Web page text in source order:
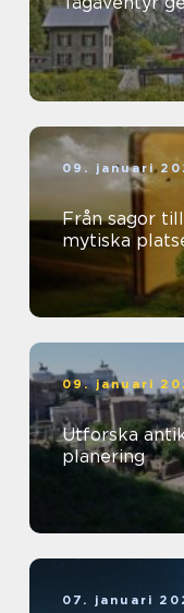
09. januari
Från sagor
mytiska
09. januari
Utforska
planering
07. januari